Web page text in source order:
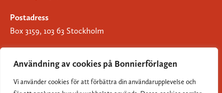
Användning av cookies på Bonnierförlagen
Vi använder cookies för att förbättra din användarupplevelse och
Postadress
Box 3159, 103 63 Stockholm
Om Bonnierförlagen